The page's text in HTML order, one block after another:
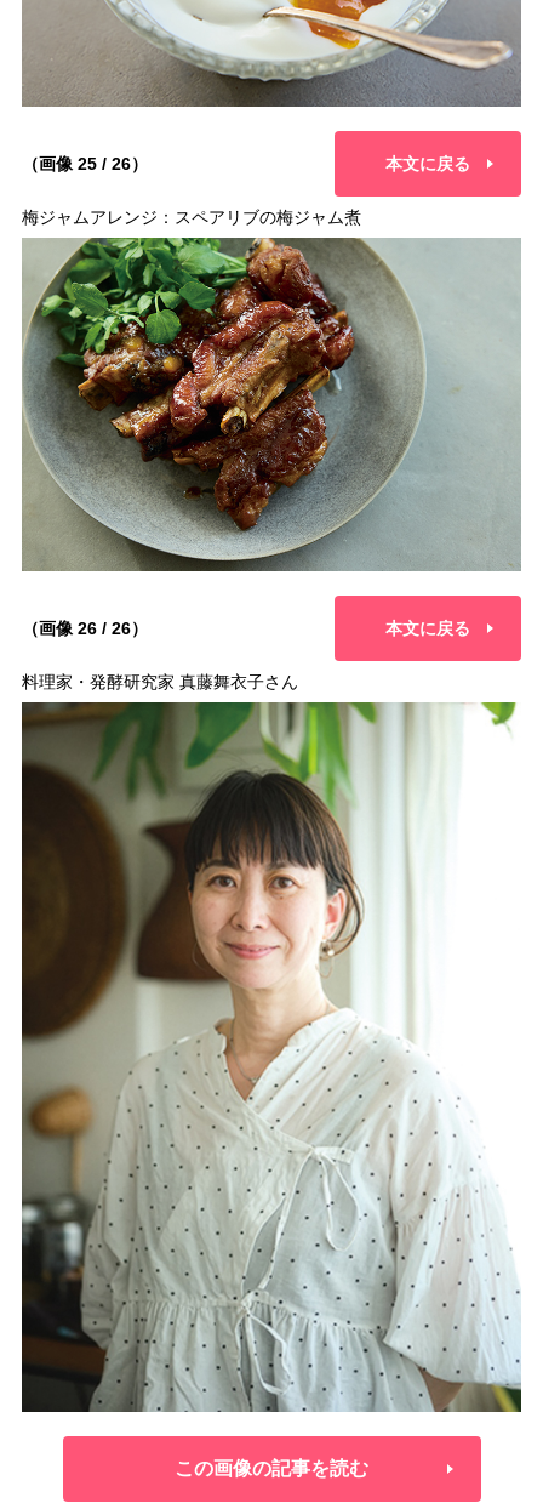
（画像 25 / 26） 本文に戻る
梅ジャムアレンジ：スペアリブの梅ジャム煮
（画像 26 / 26） 本文に戻る
料理家・発酵研究家 真藤舞衣子さん
この画像の記事を読む